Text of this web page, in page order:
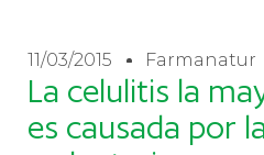
11/03/2015 Farmanatur
La celulitis la
es causada por